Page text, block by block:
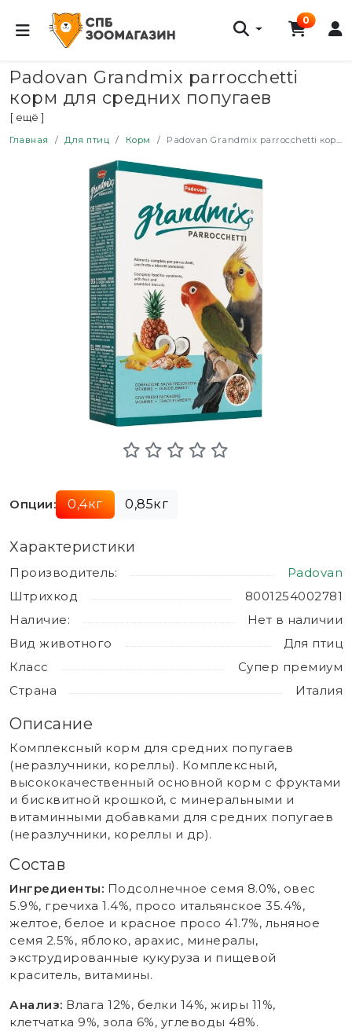
0
Padovan Grandmix parrocchetti
корм для средних попугаев
комплексный основной - 400 г
[ ещё ]
Главная Для птиц Корм Padovan Grandmix parrocchetti корм для средних попугаев комплексный основной - 400 г
Опции: 0,4кг 0,85кг
Характеристики
Производитель:
Padovan
Штрихкод
8001254002781
Наличие:
Нет в наличии
Вид животного
Для птиц
Класс
Супер премиум
Страна
Италия
Описание
Комплексный корм для средних попугаев
(неразлучники, кореллы). Комплексный,
высококачественный основной корм с фруктами
и бисквитной крошкой, с минеральными и
витаминными добавками для средних попугаев
(неразлучники, кореллы и др).
Состав
Ингредиенты: Подсолнечное семя 8.0%, овес
5.9%, гречиха 1.4%, просо итальянское 35.4%,
желтое, белое и красное просо 41.7%, льняное
семя 2.5%, яблоко, арахис, минералы,
экструдированные кукуруза и пищевой
краситель, витамины.
Анализ: Влага 12%, белки 14%, жиры 11%,
клетчатка 9%, зола 6%, углеводы 48%.